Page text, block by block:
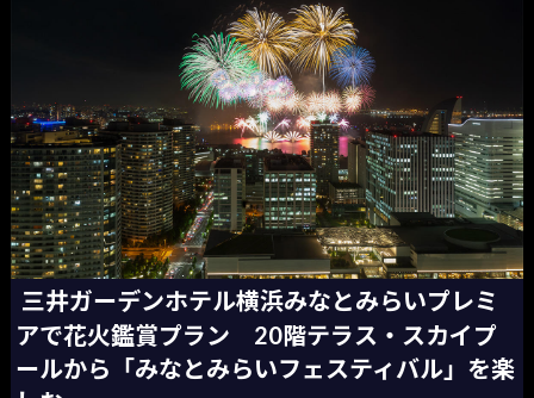
三井ガーデンホテル横浜みなとみらいプレミ
アで花火鑑賞プラン 20階テラス・スカイプ
ールから「みなとみらいフェスティバル」を楽